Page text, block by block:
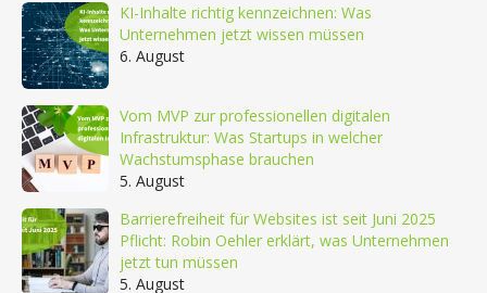
KI-Inhalte richtig kennzeichnen: Was
Unternehmen jetzt wissen müssen
6. August
Vom MVP zur professionellen digitalen
Infrastruktur: Was Startups in welcher
Wachstumsphase brauchen
5. August
Barrierefreiheit für Websites ist seit Juni 2025
Pflicht: Robin Oehler erklärt, was Unternehmen
jetzt tun müssen
5. August